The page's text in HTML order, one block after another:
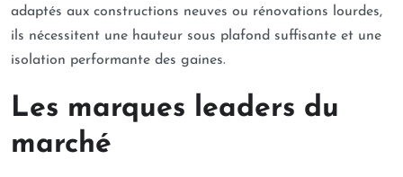
adaptés aux constructions neuves ou rénovations lourdes,
ils nécessitent une hauteur sous plafond suffisante et une
isolation performante des gaines.
Les marques leaders du
marché